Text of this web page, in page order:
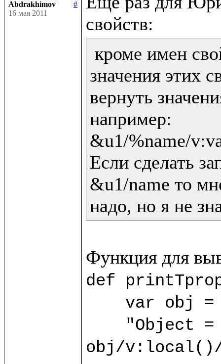
Abdrakhimov
#
16 мая 2011
кроме имен
значения этих
вернуть
например:
&u1/%name/
Если сделать
&u1/name то
надо, но я не
def
var obj =
obj/